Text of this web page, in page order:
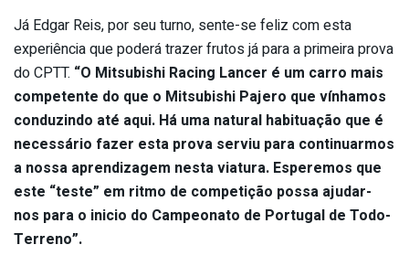
Já Edgar Reis, por seu turno, sente-se feliz com esta
experiência que poderá trazer frutos já para a primeira prova
do CPTT. “O Mitsubishi Racing Lancer é um carro mais
competente do que o Mitsubishi Pajero que vínhamos
conduzindo até aqui. Há uma natural habituação que é
necessário fazer esta prova serviu para continuarmos
a nossa aprendizagem nesta viatura. Esperemos que
este “teste” em ritmo de competição possa ajudar-
nos para o inicio do Campeonato de Portugal de Todo-
Terreno”.